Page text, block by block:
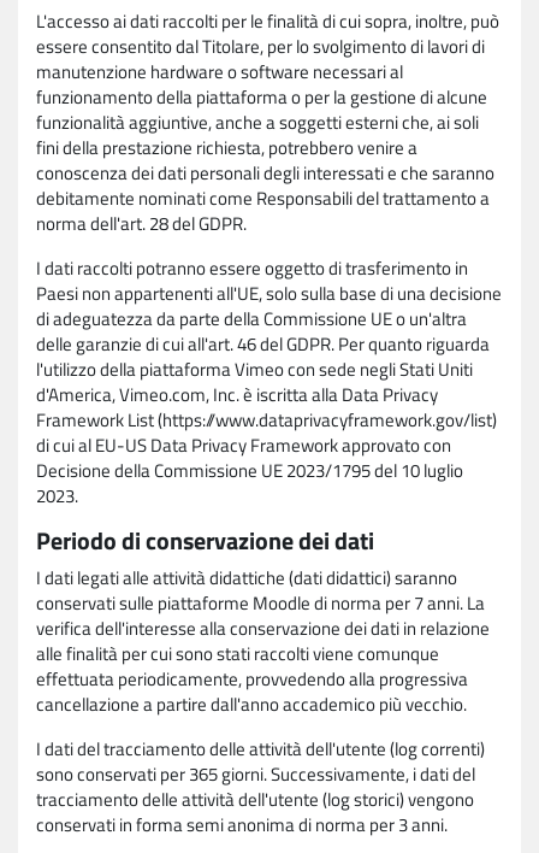
L'accesso ai dati raccolti per le finalità di cui sopra, inoltre, può
essere consentito dal Titolare, per lo svolgimento di lavori di
manutenzione hardware o software necessari al
funzionamento della piattaforma o per la gestione di alcune
funzionalità aggiuntive, anche a soggetti esterni che, ai soli
fini della prestazione richiesta, potrebbero venire a
conoscenza dei dati personali degli interessati e che saranno
debitamente nominati come Responsabili del trattamento a
norma dell'art. 28 del GDPR.
I dati raccolti potranno essere oggetto di trasferimento in
Paesi non appartenenti all'UE, solo sulla base di una decisione
di adeguatezza da parte della Commissione UE o un'altra
delle garanzie di cui all'art. 46 del GDPR. Per quanto riguarda
l'utilizzo della piattaforma Vimeo con sede negli Stati Uniti
d'America, Vimeo.com, Inc. è iscritta alla Data Privacy
Framework List (https://www.dataprivacyframework.gov/list)
di cui al EU-US Data Privacy Framework approvato con
Decisione della Commissione UE 2023/1795 del 10 luglio
2023.
Periodo di conservazione dei dati
I dati legati alle attività didattiche (dati didattici) saranno
conservati sulle piattaforme Moodle di norma per 7 anni. La
verifica dell'interesse alla conservazione dei dati in relazione
alle finalità per cui sono stati raccolti viene comunque
effettuata periodicamente, provvedendo alla progressiva
cancellazione a partire dall'anno accademico più vecchio.
I dati del tracciamento delle attività dell'utente (log correnti)
sono conservati per 365 giorni. Successivamente, i dati del
tracciamento delle attività dell'utente (log storici) vengono
conservati in forma semi anonima di norma per 3 anni.